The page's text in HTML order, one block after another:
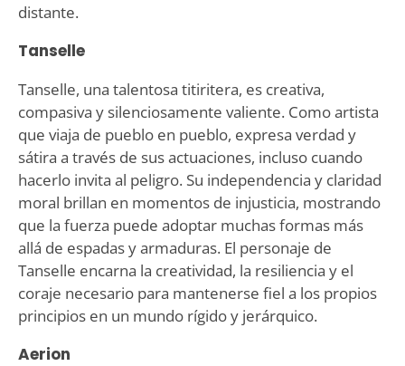
distante.
Tanselle
Tanselle, una talentosa titiritera, es creativa,
compasiva y silenciosamente valiente. Como artista
que viaja de pueblo en pueblo, expresa verdad y
sátira a través de sus actuaciones, incluso cuando
hacerlo invita al peligro. Su independencia y claridad
moral brillan en momentos de injusticia, mostrando
que la fuerza puede adoptar muchas formas más
allá de espadas y armaduras. El personaje de
Tanselle encarna la creatividad, la resiliencia y el
coraje necesario para mantenerse fiel a los propios
principios en un mundo rígido y jerárquico.
Aerion